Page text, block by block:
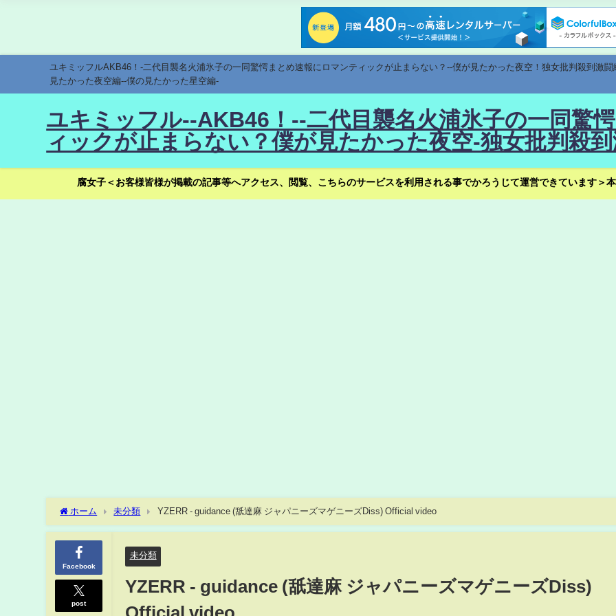
ユキミッフルAKB46！-二代目襲名火浦氷子の一同驚愕まとめ速報にロマンティックが止まらない？--僕が見たかった夜空！独女批判殺到激
見たかった夜空編--僕の見たかった星空編-
ユキミッフル--AKB46！--二代目襲名火浦氷子の一同驚
ィックが止まらない？僕が見たかった夜空-独女批判殺
腐女子＜お客様皆様が掲載の記事等へアクセス、閲覧、こちらのサービスを利用される事でかろうじて運営できています＞
ホーム 未分類 YZERR - guidance (舐達麻 ジャパニーズマゲニーズDiss) Official video
Facebook
post
未分類
YZERR - guidance (舐達麻 ジャパニーズマゲニーズDiss)
Official video